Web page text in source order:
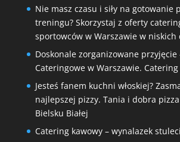
Nie masz czasu i siły na gotowanie
treningu? Skorzystaj z oferty
sportowców w Warszawie w niskich
Doskonale zorganizowane przyjęcie
Cateringowe w Warszawie.
Jesteś fanem kuchni włoskiej?
najlepszej pizzy. Tania i dobra
Bielsku Białej
Catering kawowy – wynalazek